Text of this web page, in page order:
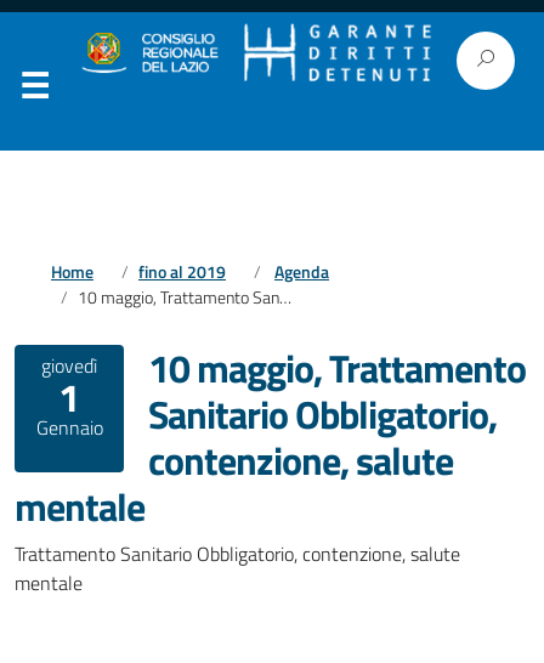
Home fino al 2019
Agenda
10 maggio, Trattamento Sanitario Obbligatorio, contenzione, salute mentale
giovedì
1
Gennaio
10 maggio, Trattamento
Sanitario Obbligatorio,
contenzione, salute
mentale
Trattamento Sanitario Obbligatorio, contenzione, salute
mentale